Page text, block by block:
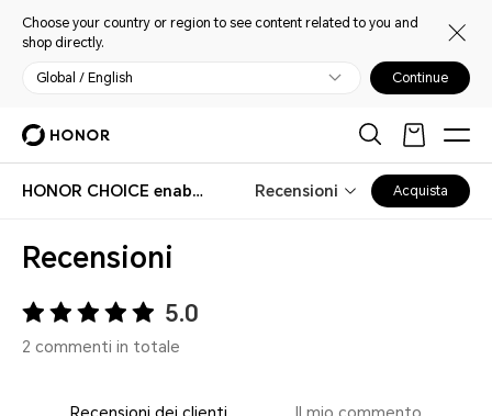
Choose your country or region to see content related to you and
shop directly.
Global / English Continue
HONOR CHOICE enabot Pet Companion Robot Recensioni Acquista
Recensioni
5.0
2 commenti in totale
Recensioni dei clienti